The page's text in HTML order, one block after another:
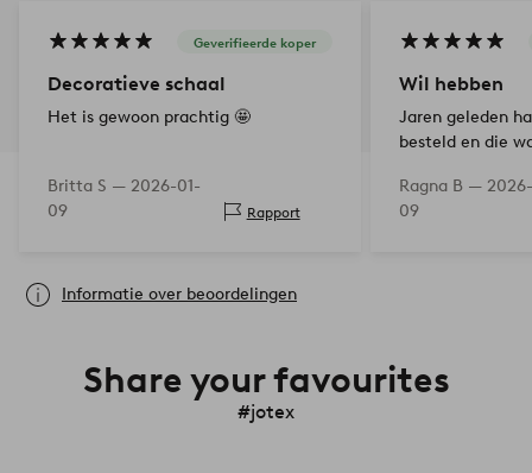
Geverifieerde koper
Decoratieve schaal
Het is gewoon prachtig 🤩
Britta S — 2026-01-
09
Rapport
Wil hebben
Jaren geleden
besteld en die
gewoon een
Ragna B —
09
Informatie over beoordelingen
Share your favourites
#jotex